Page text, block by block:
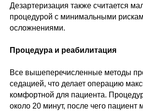
Дезартеризация также считается
процедурой с минимальными
осложнениями.
Процедура и реабилитация
Все вышеперечисленные методы
седацией, что делает операцию
комфортной для пациента.
около 20 минут, после чего пациент